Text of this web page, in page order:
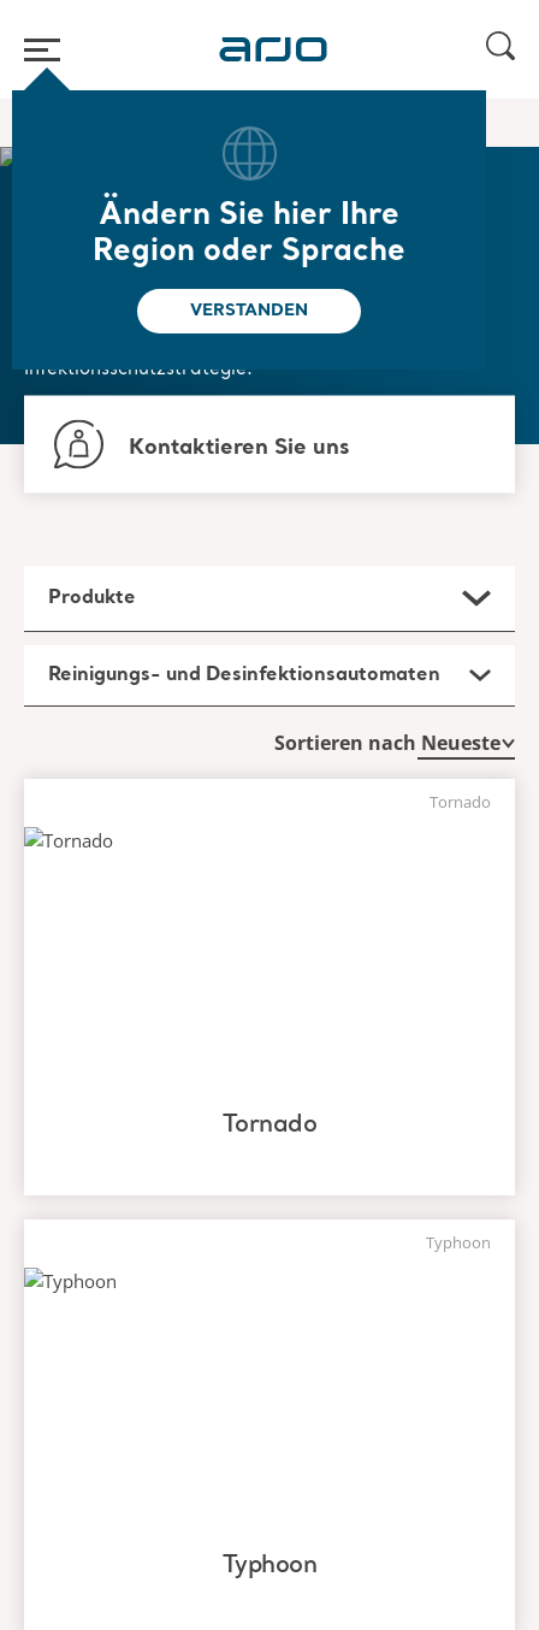
Ändern Sie hier Ihre
Region oder Sprache
VERSTANDEN
Desinfektion
Desinfektion
Reinigungs- und Desinfektionsautomaten sowie
Infektionsschutzstrategie.
Kontaktieren Sie uns
Produkte
Reinigungs- und Desinfektionsautomaten
Sortieren nach
Tornado
Tornado
Typhoon
Typhoon